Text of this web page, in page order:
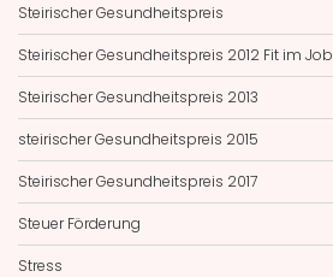
Steirischer Gesundheitspreis
Steirischer Gesundheitspreis 2012 Fit im Job
Steirischer Gesundheitspreis 2013
steirischer Gesundheitspreis 2015
Steirischer Gesundheitspreis 2017
Steuer Förderung
Stress